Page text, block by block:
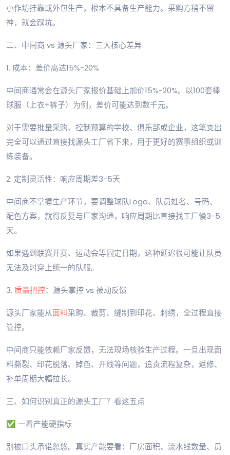
小作坊挂靠或外包生产，根本不具备生产能力。采购方稍不留
神，就会踩坑。
二、中间商 vs 源头厂家：三大核心差异
1. 成本：差价高达15%-20%
中间商通常会在源头厂家报价基础上加价15%-20%。以100套棒
球服（上衣+裤子）为例，差价可能达到数千元。
对于需要批量采购、控制预算的学校、俱乐部或企业，这笔支出
完全可以通过直接找源头工厂省下来，用于更好的赛事组织或训
练装备。
2. 定制灵活性：响应周期差3-5天
中间商不掌握生产环节，要调整球队Logo、队员姓名、号码、
配色方案，就得反复与厂家沟通，响应周期比直接找工厂慢3-5
天。
如果遇到联赛开赛、运动会等固定日期，这种延迟很可能让队员
无法及时穿上统一的队服。
3. 质量把控：源头掌控 vs 被动反馈
源头厂家能从面料采购、裁剪、缝制到印花、刺绣，全过程直接
管控。
中间商只能依赖厂家反馈，无法现场核验生产过程。一旦出现面
料撕裂、印花脱落、掉色、开线等问题，追责流程复杂，返修、
补单周期大幅拉长。
三、如何识别真正的源头工厂？看这五点
✅ 一看产能硬指标
别被口头承诺忽悠。真实产能要看：厂房面积、流水线数量、员